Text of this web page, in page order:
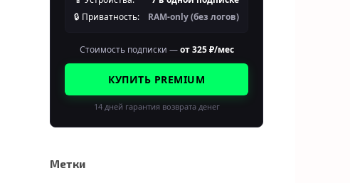
🔒 Приватность:
RAM-only (без логов)
Стоимость подписки —от 325 ₽/мес
КУПИТЬ PREMIUM
14 дней гарантия возврата денег
Метки